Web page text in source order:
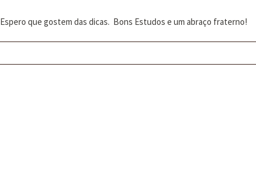
Espero que gostem das dicas. Bons Estudos e um abraço fraterno!